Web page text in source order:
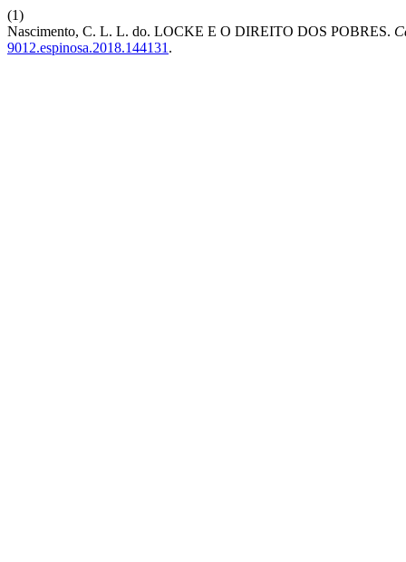
(1)
Nascimento, C. L. L. do. LOCKE E O DIREITO DOS POBRES.
9012.espinosa.2018.144131 .